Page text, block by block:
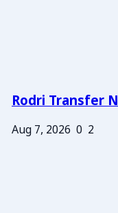
Rodri Transfer
Aug 7, 2026 0 2